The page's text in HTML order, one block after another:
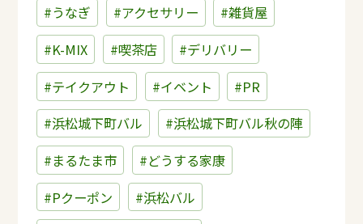
#うなぎ
#アクセサリー
#雑貨屋
#K-MIX
#喫茶店
#デリバリー
#テイクアウト
#イベント
#PR
#浜松城下町バル
#浜松城下町バル秋の陣
#まるたま市
#どうする家康
#Pクーポン
#浜松バル